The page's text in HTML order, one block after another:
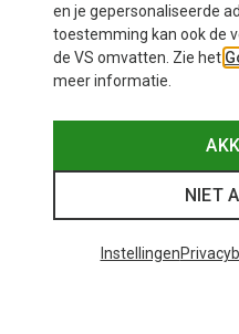
en je gepersonaliseerde
toestemming kan ook de
de VS omvatten. Zie het
meer informatie.
NIET
Instellingen